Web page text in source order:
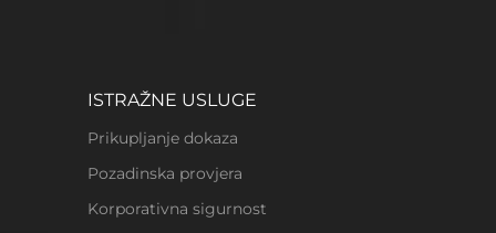
ISTRAŽNE USLUGE
Prikupljanje dokaza
Pozadinska provjera
Korporativna sigurnost